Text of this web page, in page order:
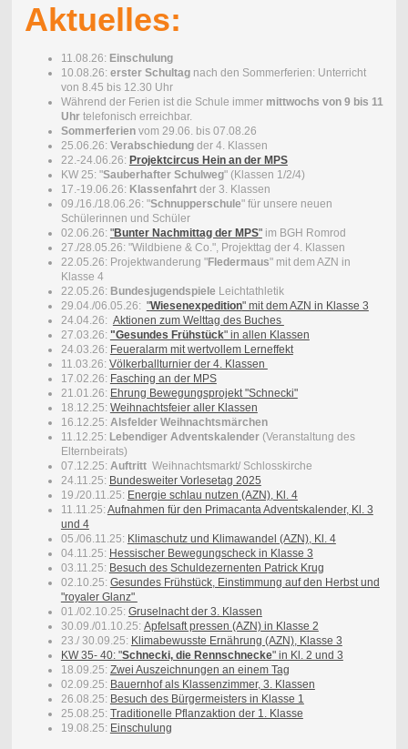
Aktuelles:
11.08.26: Einschulung
10.08.26: erster Schultagnach den Sommerferien: Unterricht
von 8.45 bis 12.30 Uhr
Während der Ferien ist die Schule immer mittwochs von 9 bis 11
Uhrtelefonisch erreichbar.
Sommerferienvom 29.06. bis 07.08.26
25.06.26: Verabschiedungder 4. Klassen
22.-24.06.26: Projektcircus Hein an der MPS
KW 25: "Sauberhafter Schulweg" (Klassen 1/2/4)
17.-19.06.26: Klassenfahrtder 3. Klassen
09./16./18.06.26: "Schnupperschule" für unsere neuen
Schülerinnen und Schüler
02.06.26: "Bunter Nachmittag der MPS"im BGH Romrod
27./28.05.26: "Wildbiene & Co.", Projekttag der 4. Klassen
22.05.26: Projektwanderung "Fledermaus" mit dem AZN in
Klasse 4
22.05.26: Bundesjugendspiele Leichtathletik
29.04./06.05.26: "Wiesenexpedition" mit dem AZN in Klasse 3
24.04.26: Aktionen zum Welttag des Buches
27.03.26: "Gesundes Frühstück" in allen Klassen
24.03.26: Feueralarm mit wertvollem Lerneffekt
11.03.26: Völkerballturnier der 4. Klassen
17.02.26: Fasching an der MPS
21.01.26: Ehrung Bewegungsprojekt "Schnecki"
18.12.25: Weihnachtsfeier aller Klassen
16.12.25: Alsfelder Weihnachtsmärchen
11.12.25: Lebendiger Adventskalender(Veranstaltung des
Elternbeirats)
07.12.25: Auftritt Weihnachtsmarkt/ Schlosskirche
24.11.25: Bundesweiter Vorlesetag 2025
19./20.11.25: Energie schlau nutzen (AZN), Kl. 4
11.11.25: Aufnahmen für den Primacanta Adventskalender, Kl. 3
und 4
05./06.11.25: Klimaschutz und Klimawandel (AZN), Kl. 4
04.11.25: Hessischer Bewegungscheck in Klasse 3
03.11.25: Besuch des Schuldezernenten Patrick Krug
02.10.25: Gesundes Frühstück, Einstimmung auf den Herbst und
"royaler Glanz"
01./02.10.25: Gruselnacht der 3. Klassen
30.09./01.10.25: Apfelsaft pressen (AZN) in Klasse 2
23./ 30.09.25: Klimabewusste Ernährung (AZN), Klasse 3
KW 35- 40: "Schnecki, die Rennschnecke" in Kl. 2 und 3
18.09.25: Zwei Auszeichnungen an einem Tag
02.09.25: Bauernhof als Klassenzimmer, 3. Klassen
26.08.25: Besuch des Bürgermeisters in Klasse 1
25.08.25: Traditionelle Pflanzaktion der 1. Klasse
19.08.25: Einschulung